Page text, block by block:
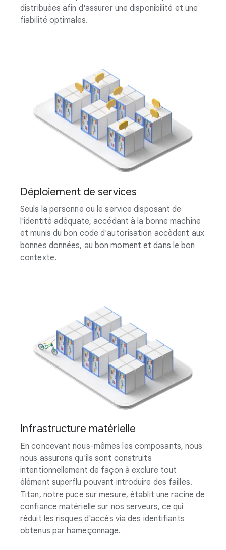
distribuées afin d'assurer une disponibilité et une
fiabilité optimales.
Déploiement de services
Seuls la personne ou le service disposant de
l'identité adéquate, accédant à la bonne machine
et munis du bon code d'autorisation accèdent aux
bonnes données, au bon moment et dans le bon
contexte.
Infrastructure matérielle
En concevant nous-mêmes les composants, nous
nous assurons qu'ils sont construits
intentionnellement de façon à exclure tout
élément superflu pouvant introduire des failles.
Titan, notre puce sur mesure, établit une racine de
confiance matérielle sur nos serveurs, ce qui
réduit les risques d'accès via des identifiants
obtenus par hameçonnage.